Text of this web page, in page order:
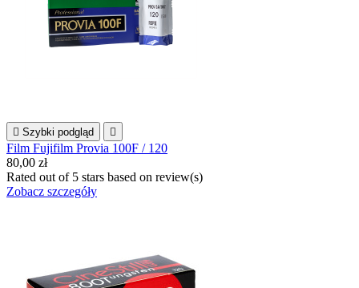
 Szybki podgląd 
Film Fujifilm Provia 100F / 120
80,00 zł
Rated out of 5 stars based on review(s)
Zobacz szczegóły